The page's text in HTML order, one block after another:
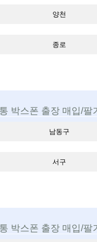
양천
종로
박스폰 출장 매입/팔
남동구
서구
박스폰 출장 매입/팔